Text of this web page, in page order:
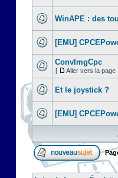
WinAPE : des
[EMU]
ConvImgCpc
[ Aller vers la page :
Et le joystick ?
[EMU]